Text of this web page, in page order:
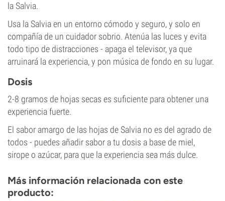
la Salvia.
Usa la Salvia en un entorno cómodo y seguro, y solo en
compañía de un cuidador sobrio. Atenúa las luces y evita
todo tipo de distracciones - apaga el televisor, ya que
arruinará la experiencia, y pon música de fondo en su lugar.
Dosis
2-8 gramos de hojas secas es suficiente para obtener una
experiencia fuerte.
El sabor amargo de las hojas de Salvia no es del agrado de
todos - puedes añadir sabor a tu dosis a base de miel,
sirope o azúcar, para que la experiencia sea más dulce.
Más información relacionada con este
producto: